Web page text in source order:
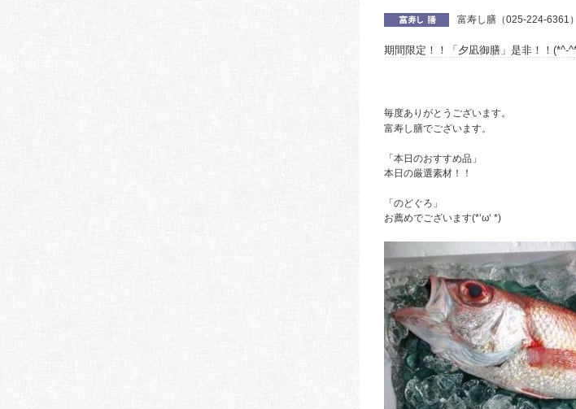
富寿し膳（025-224-6361）
期間限定！！「夕凪御膳」是非！！(*^-
毎度ありがとうございます。
富寿し膳でございます。
「本日のおすすめ品」
本日の厳選素材！！
「のどぐろ」
お薦めでございます(*‘ω‘ *)